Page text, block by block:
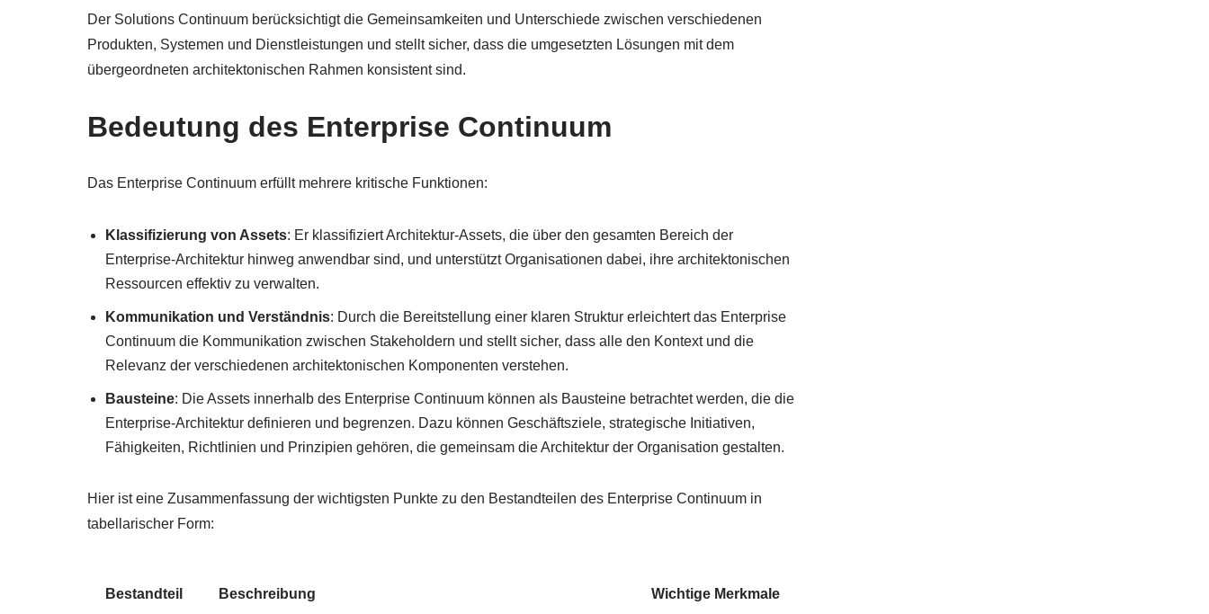
Der Solutions Continuum berücksichtigt die Gemeinsamkeiten und Unterschiede zwischen verschiedenen
Produkten, Systemen und Dienstleistungen und stellt sicher, dass die umgesetzten Lösungen mit dem
übergeordneten architektonischen Rahmen konsistent sind.
Bedeutung des Enterprise Continuum
Das Enterprise Continuum erfüllt mehrere kritische Funktionen:
Klassifizierung von Assets: Er klassifiziert Architektur-Assets, die über den gesamten Bereich der
Enterprise-Architektur hinweg anwendbar sind, und unterstützt Organisationen dabei, ihre architektonischen
Ressourcen effektiv zu verwalten.
Kommunikation und Verständnis: Durch die Bereitstellung einer klaren Struktur erleichtert das Enterprise
Continuum die Kommunikation zwischen Stakeholdern und stellt sicher, dass alle den Kontext und die
Relevanz der verschiedenen architektonischen Komponenten verstehen.
Bausteine: Die Assets innerhalb des Enterprise Continuum können als Bausteine betrachtet werden, die die
Enterprise-Architektur definieren und begrenzen. Dazu können Geschäftsziele, strategische Initiativen,
Fähigkeiten, Richtlinien und Prinzipien gehören, die gemeinsam die Architektur der Organisation gestalten.
Hier ist eine Zusammenfassung der wichtigsten Punkte zu den Bestandteilen des Enterprise Continuum in
tabellarischer Form:
Bestandteil Beschreibung Wichtige Merkmale